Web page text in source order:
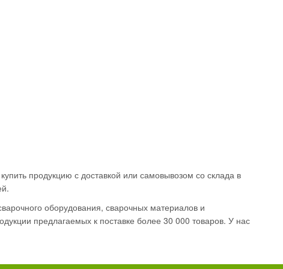
продукцию с доставкой или самовывозом со склада в
оборудования, сварочных материалов и
предлагаемых к поставке более 30 000 товаров. У нас